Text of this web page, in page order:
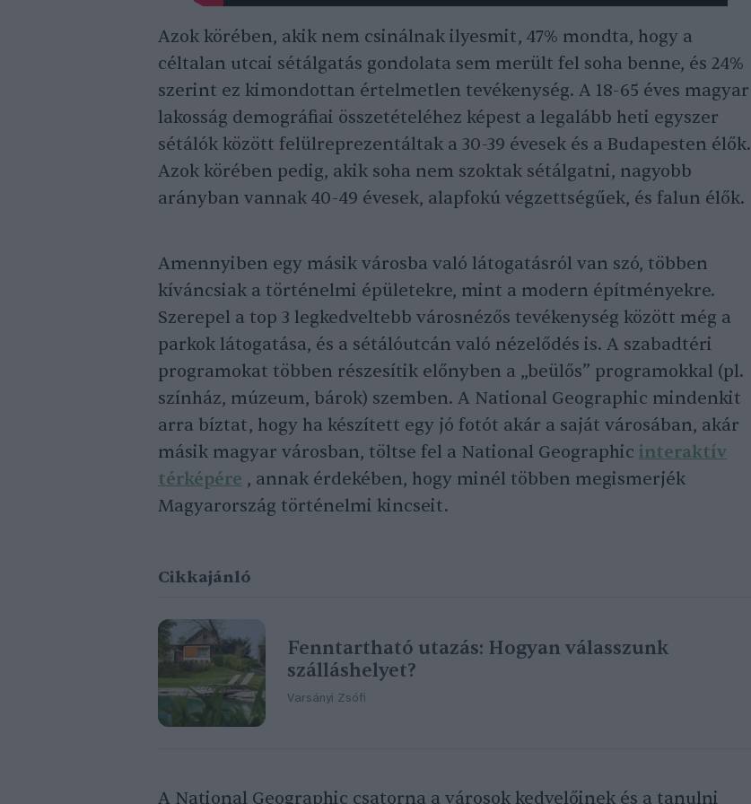
Azok körében, akik nem csinálnak ilyesmit, 47% mondta, hogy a
céltalan utcai sétálgatás gondolata sem merült fel soha benne, és 24%
szerint ez kimondottan értelmetlen tevékenység. A 18-65 éves magyar
lakosság demográfiai összetételéhez képest a legalább heti egyszer
sétálók között felülreprezentáltak a 30-39 évesek és a Budapesten élők.
Azok körében pedig, akik soha nem szoktak sétálgatni, nagyobb
arányban vannak 40-49 évesek, alapfokú végzettségűek, és falun élők.
Amennyiben egy másik városba való látogatásról van szó, többen
kíváncsiak a történelmi épületekre, mint a modern építményekre.
Szerepel a top 3 legkedveltebb városnézős tevékenység között még a
parkok látogatása, és a sétálóutcán való nézelődés is. A szabadtéri
programokat többen részesítik előnyben a „beülős” programokkal (pl.
színház, múzeum, bárok) szemben. A National Geographic mindenkit
arra bíztat, hogy ha készített egy jó fotót akár a saját városában, akár
másik magyar városban, töltse fel a National Geographic interaktív
térképére , annak érdekében, hogy minél többen megismerjék
Magyarország történelmi kincseit.
Cikkajánló
Fenntartható utazás: Hogyan válasszunk
szálláshelyet?
Varsányi Zsófi
A National Geographic csatorna a városok kedvelőinek és a tanulni